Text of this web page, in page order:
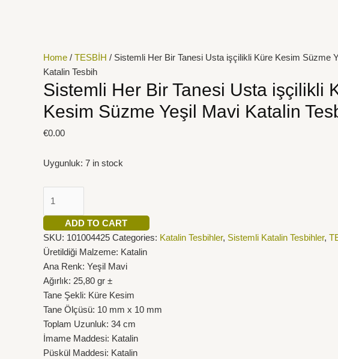
Home / TESBİH / Sistemli Her Bir Tanesi Usta işçilikli Küre Kesim Süzme
Katalin Tesbih
Sistemli Her Bir Tanesi Usta işçilikli
Kesim Süzme Yeşil Mavi Katalin
€0.00
Uygunluk: 7 in stock
Usta
işçilikli
Küre
Kesim
Yeşil
Katalin
ADD TO CART
SKU: 101004425 Categories: Katalin Tesbihler, Sistemli Katalin Tesbihler,
Üretildiği Malzeme: Katalin
Ana Renk: Yeşil Mavi
Ağırlık: 25,80 gr ±
Tane Şekli: Küre Kesim
Tane Ölçüsü: 10 mm x 10 mm
Toplam Uzunluk: 34 cm
İmame Maddesi: Katalin
Püskül Maddesi: Katalin